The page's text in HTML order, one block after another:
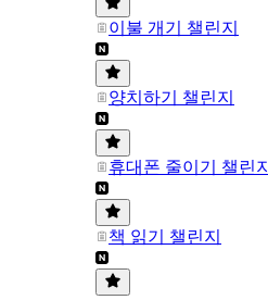
이불 개기 챌린지
양치하기 챌린지
휴대폰 줄이기 챌린지
책 읽기 챌린지